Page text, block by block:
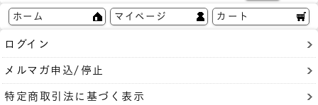
ホーム マイページ カート
ログイン
メルマガ申込/停止
特定商取引法に基づく表示